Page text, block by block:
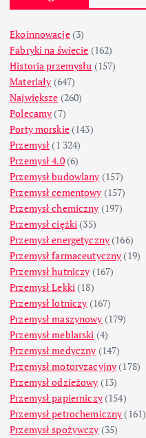
Ekoinnowacje(3)
Fabryki na świecie (162)
Historia przemysłu (157)
Materiały (647)
Największe (260)
Polecamy (7)
Porty morskie(143)
Przemysł (1 324)
Przemysł 4.0(6)
Przemysł budowlany (157)
Przemysł cementowy (157)
Przemysł chemiczny (197)
Przemysł ciężki (35)
Przemysł energetyczny (166)
Przemysł farmaceutyczny (19)
Przemysł hutniczy (167)
Przemysł Lekki (18)
Przemysł lotniczy (167)
Przemysł maszynowy (179)
Przemysł meblarski (4)
Przemysł medyczny (147)
Przemysł motoryzacyjny (178)
Przemysł odzieżowy (13)
Przemysł papierniczy(154)
Przemysł petrochemiczny (161)
Przemysł spożywczy (35)